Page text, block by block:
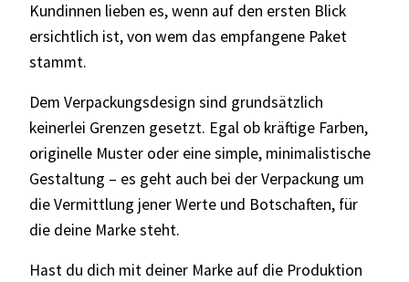
Kundinnen lieben es, wenn auf den ersten Blick
ersichtlich ist, von wem das empfangene Paket
stammt.
Dem Verpackungsdesign sind grundsätzlich
keinerlei Grenzen gesetzt. Egal ob kräftige Farben,
originelle Muster oder eine simple, minimalistische
Gestaltung – es geht auch bei der Verpackung um
die Vermittlung jener Werte und Botschaften, für
die deine Marke steht.
Hast du dich mit deiner Marke auf die Produktion